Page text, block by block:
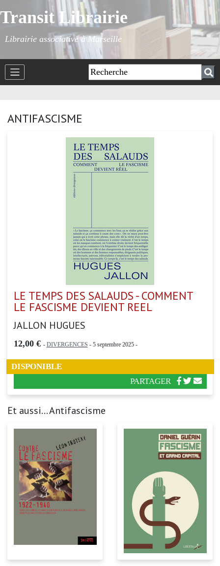
Transit Librairie
Librairie associative à Marseille
ANTIFASCISME
LE TEMPS DES SALAUDS - COMMENT
LE FASCISME DEVIENT REEL
JALLON HUGUES
12,00 € - DIVERGENCES - 5 septembre 2025 -
DISPONIBLE
PARTAGER
Et aussi... Antifascisme